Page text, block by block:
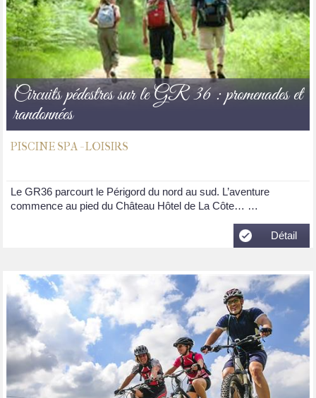
Circuits pédestres sur le GR 36 : promenades et
randonnées
PISCINE SPA - LOISIRS
Le GR36 parcourt le Périgord du nord au sud. L’aventure
commence au pied du Château Hôtel de La Côte… …
Détail